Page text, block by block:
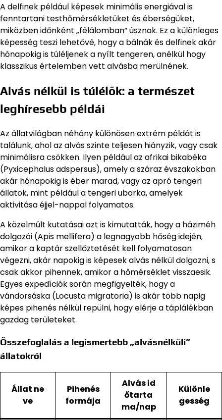
A delfinek például képesek minimális energiával is
fenntartani testhőmérsékletüket és éberségüket,
miközben időnként „félálomban” úsznak. Ez a különleges
képesség teszi lehetővé, hogy a bálnák és delfinek akár
hónapokig is túléljenek a nyílt tengeren, anélkül hogy
klasszikus értelemben vett alvásba merülnének.
Alvás nélkül is túlélők: a természet
leghíresebb példái
Az állatvilágban néhány különösen extrém példát is
találunk, ahol az alvás szinte teljesen hiányzik, vagy csak
minimálisra csökken. Ilyen például az afrikai bikabéka
(Pyxicephalus adspersus), amely a száraz évszakokban
akár hónapokig is éber marad, vagy az apró tengeri
állatok, mint például a tengeri uborka, amelyek
aktivitása éjjel-nappal folyamatos.
A közelmúlt kutatásai azt is kimutatták, hogy a háziméh
dolgozói (Apis mellifera) a legnagyobb hőség idején,
amikor a kaptár szellőztetését kell folyamatosan
végezni, akár napokig is képesek alvás nélkül dolgozni, s
csak akkor pihennek, amikor a hőmérséklet visszaesik.
Egyes expedíciók során megfigyelték, hogy a
vándorsáska (Locusta migratoria) is akár több napig
képes pihenés nélkül repülni, hogy elérje a táplálékban
gazdag területeket.
Összefoglalás a legismertebb „alvásnélküli”
állatokról
Állat ne
ve
Pihenés
formája
Alvás id
őtarta
ma/nap
Különle
gesség